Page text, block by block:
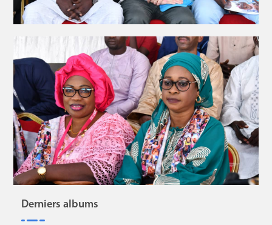
Derniers albums